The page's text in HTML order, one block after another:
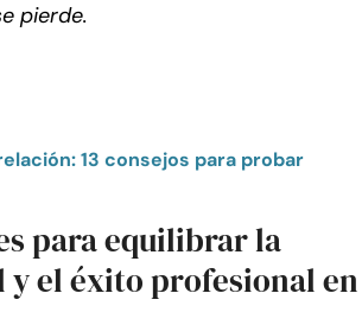
pierde.
13 consejos para probar
para equilibrar la
el éxito profesional en